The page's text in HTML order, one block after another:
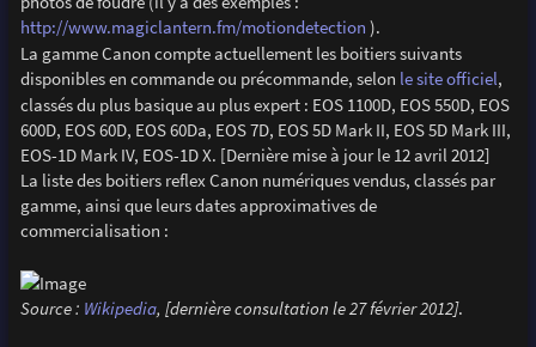
http://www.magiclantern.fm/motiondetection ).
La gamme Canon compte actuellement les boitiers suivants
disponibles en commande ou précommande, selon le site officiel,
classés du plus basique au plus expert : EOS 1100D, EOS 550D, EOS
600D, EOS 60D, EOS 60Da, EOS 7D, EOS 5D Mark II, EOS 5D Mark III,
EOS-1D Mark IV, EOS-1D X. [Dernière mise à jour le 12 avril 2012]
La liste des boitiers reflex Canon numériques vendus, classés par
gamme, ainsi que leurs dates approximatives de
commercialisation :
Source : Wikipedia, [dernière consultation le 27 février 2012].